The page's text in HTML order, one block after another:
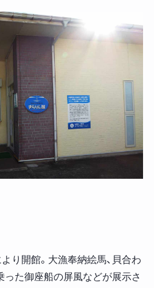
り開館。大漁奉納絵馬、貝合わ
った御座船の屏風などが展示さ